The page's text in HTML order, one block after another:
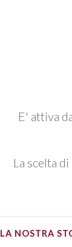
E' attiva
La scelta
LA NOSTRA